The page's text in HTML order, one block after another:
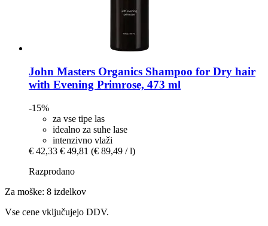
John Masters Organics Shampoo for Dry hair
with Evening Primrose, 473 ml
-15%
za vse tipe las
idealno za suhe lase
intenzivno vlaži
€ 42,33 € 49,81 (€ 89,49 / l)
Razprodano
Za moške: 8 izdelkov
Vse cene vključujejo DDV.